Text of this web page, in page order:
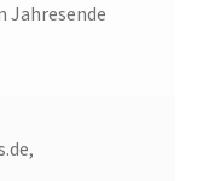
Jahresende